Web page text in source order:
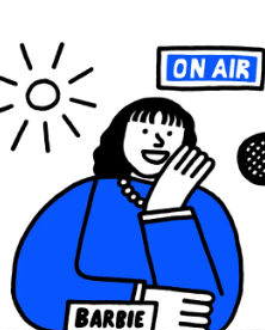
イベント・グッズ
YouTube
会社情報